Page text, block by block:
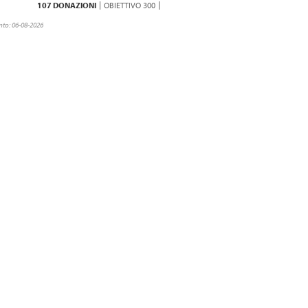
107 DONAZIONI OBIETTIVO 300
06-08-2026